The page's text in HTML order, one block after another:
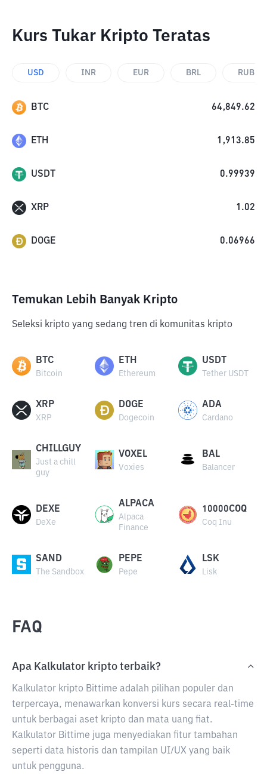
Kurs Tukar Kripto Teratas
USD INR EUR BRL RUB
BTC 64,849.62
ETH 1,913.85
USDT 0.99939
XRP 1.02
DOGE 0.06966
Temukan Lebih Banyak Kripto
Seleksi kripto yang sedang tren di komunitas kripto
BTC
Bitcoin
ETH
Ethereum
USDT
Tether USDT
XRP
XRP
DOGE
Dogecoin
ADA
Cardano
CHILLGUY
Just a chill
guy
VOXEL
Voxies
BAL
Balancer
DEXE
DeXe
ALPACA
Alpaca
Finance
10000COQ
Coq Inu
SAND
The Sandbox
PEPE
Pepe
LSK
Lisk
FAQ
Apa Kalkulator kripto terbaik?
Kalkulator kripto Bittime adalah pilihan populer dan
terpercaya, menawarkan konversi kurs secara real-time
untuk berbagai aset kripto dan mata uang fiat.
Kalkulator Bittime juga menyediakan fitur tambahan
seperti data historis dan tampilan UI/UX yang baik
untuk pengguna.